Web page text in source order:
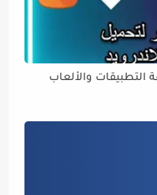
التطبيقات والألعاب